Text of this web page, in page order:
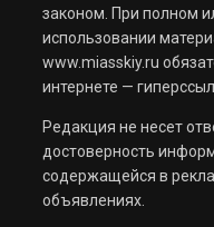
законом. При полном
использовании
www.miasskiy.ru
интернете —
Редакция не несет
достоверность
содержащейся в
объявлениях.